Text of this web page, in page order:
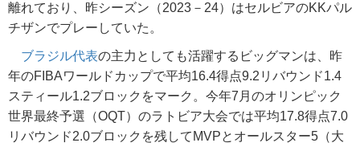
離れており、昨シーズン（2023－24）はセルビアのKKパル
チザンでプレーしていた。
ブラジル代表の主力としても活躍するビッグマンは、昨
年のFIBAワールドカップで平均16.4得点9.2リバウンド1.4
スティール1.2ブロックをマーク。今年7月のオリンピック
世界最終予選（OQT）のラトビア大会では平均17.8得点7.0
リバウンド2.0ブロックを残してMVPとオールスター5（大